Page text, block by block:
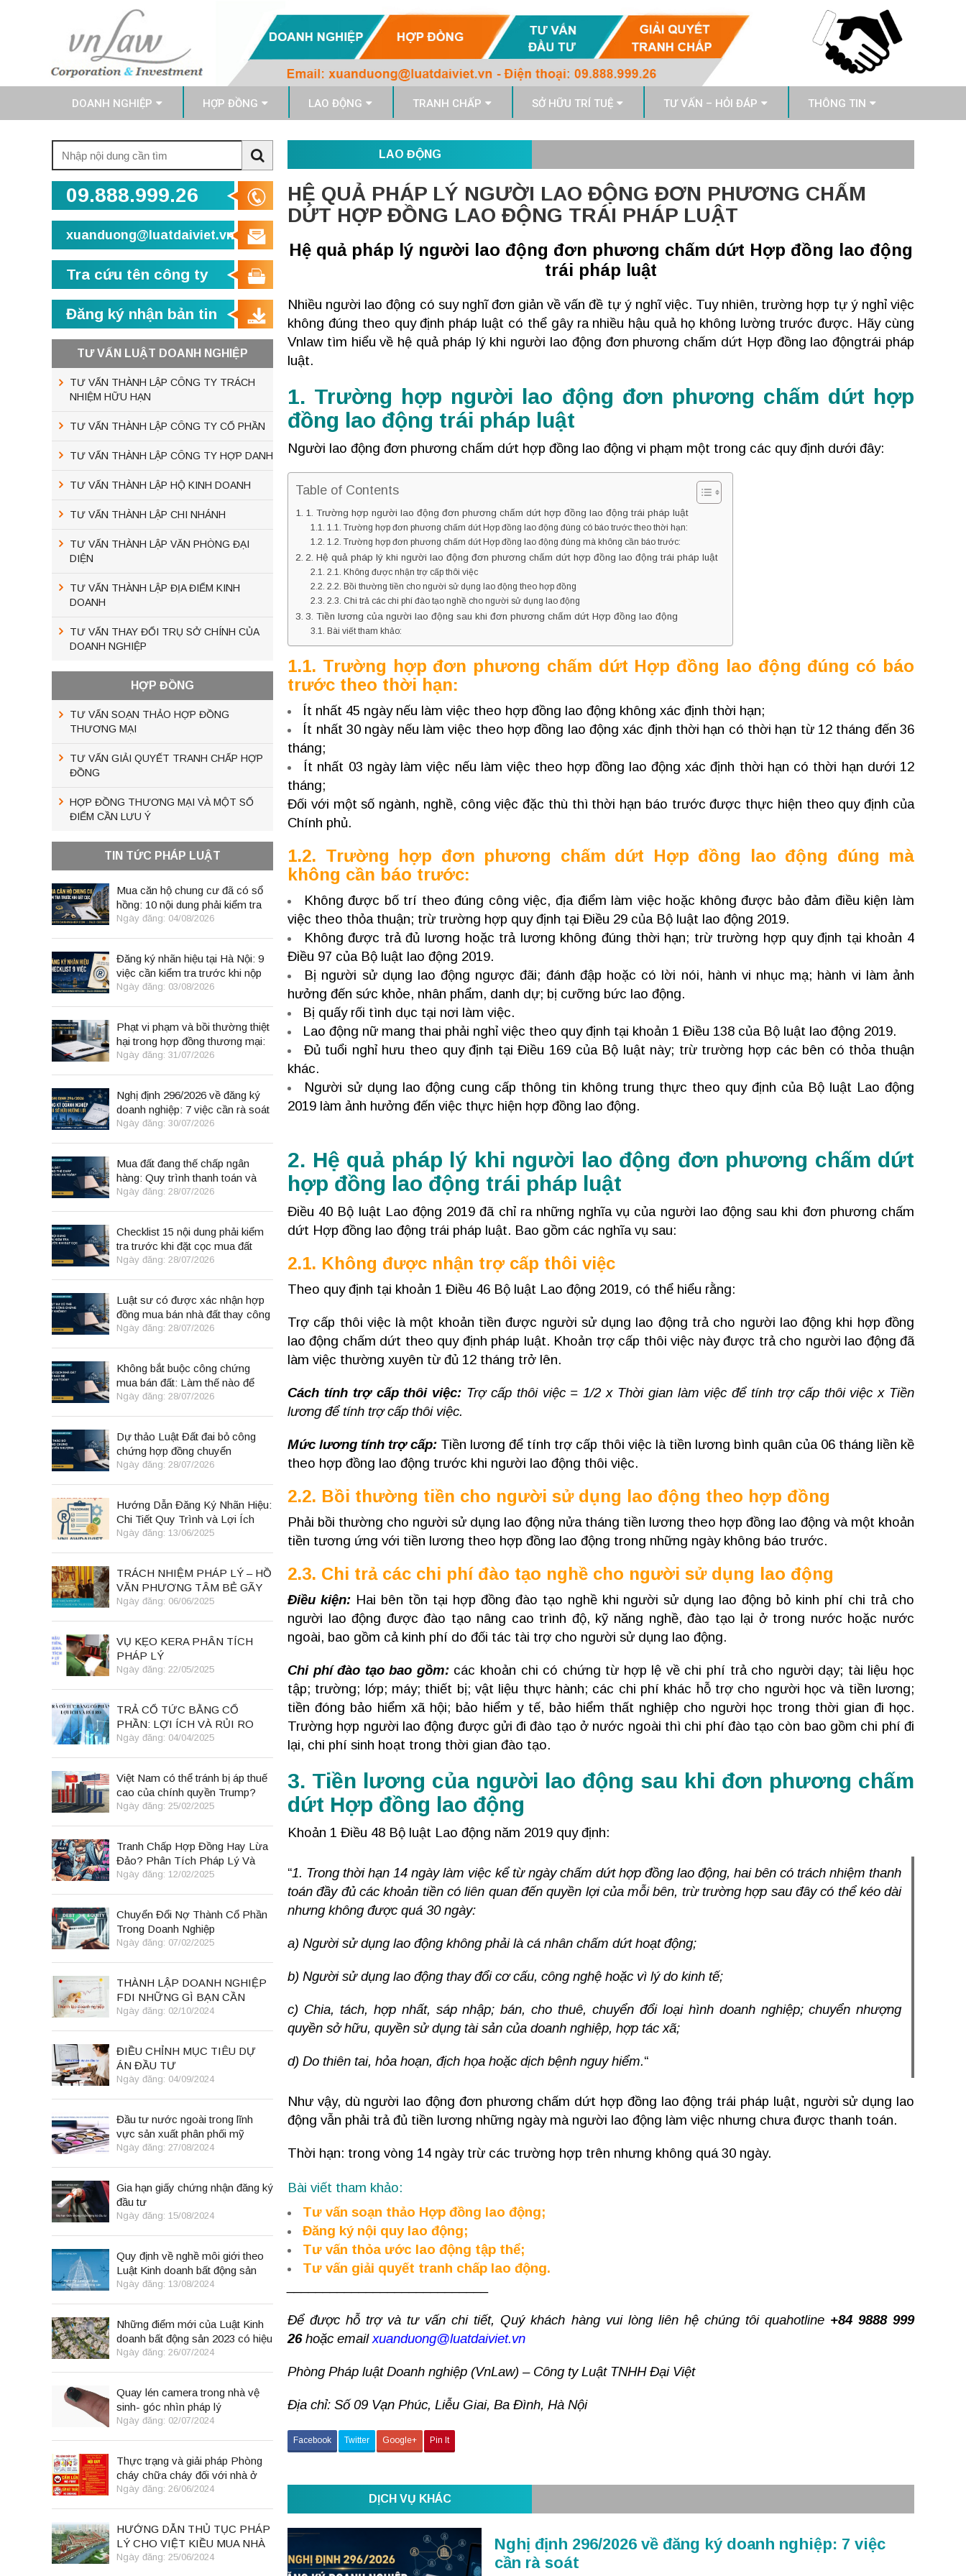
DOANH NGHIỆP HỢP ĐỒNG LAO ĐỘNG TRANH CHẤP SỞ HỮU TRÍ TUỆ TƯ VẤN – HỎI ĐÁP THÔNG TIN
LAO ĐỘNG
HỆ QUẢ PHÁP LÝ NGƯỜI LAO ĐỘNG ĐƠN PHƯƠNG CHẤM
DỨT HỢP ĐỒNG LAO ĐỘNG TRÁI PHÁP LUẬT
Hệ quả pháp lý người lao động đơn phương chấm dứt Hợp đồng lao động
trái pháp luật
Nhiều người lao động có suy nghĩ đơn giản về vấn đề tự ý nghĩ việc. Tuy nhiên, trường hợp tự ý nghỉ việc
không đúng theo quy định pháp luật có thể gây ra nhiều hậu quả họ không lường trước được. Hãy cùng
Vnlaw tìm hiểu về hệ quả pháp lý khi người lao động đơn phương chấm dứt Hợp đồng lao độngtrái pháp
luật.
1. Trường hợp người lao động đơn phương chấm dứt hợp
đồng lao động trái pháp luật
Người lao động đơn phương chấm dứt hợp đồng lao động vi phạm một trong các quy định dưới đây:
Table of Contents
1. Trường hợp người lao động đơn phương chấm dứt hợp đồng lao động trái pháp luật
1.1. Trường hợp đơn phương chấm dứt Hợp đồng lao động đúng có báo trước theo thời hạn:
1.2. Trường hợp đơn phương chấm dứt Hợp đồng lao động đúng mà không cần báo trước:
2. Hệ quả pháp lý khi người lao động đơn phương chấm dứt hợp đồng lao động trái pháp luật
2.1. Không được nhận trợ cấp thôi việc
2.2. Bồi thường tiền cho người sử dụng lao động theo hợp đồng
2.3. Chi trả các chi phí đào tạo nghề cho người sử dụng lao động
3. Tiền lương của người lao động sau khi đơn phương chấm dứt Hợp đồng lao động
Bài viết tham khảo:
1.1. Trường hợp đơn phương chấm dứt Hợp đồng lao động đúng có báo
trước theo thời hạn:
Ít nhất 45 ngày nếu làm việc theo hợp đồng lao động không xác định thời hạn;
Ít nhất 30 ngày nếu làm việc theo hợp đồng lao động xác định thời hạn có thời hạn từ 12 tháng đến 36
tháng;
Ít nhất 03 ngày làm việc nếu làm việc theo hợp đồng lao động xác định thời hạn có thời hạn dưới 12
tháng;
Đối với một số ngành, nghề, công việc đặc thù thì thời hạn báo trước được thực hiện theo quy định của
Chính phủ.
1.2. Trường hợp đơn phương chấm dứt Hợp đồng lao động đúng mà
không cần báo trước:
Không được bố trí theo đúng công việc, địa điểm làm việc hoặc không được bảo đảm điều kiện làm
việc theo thỏa thuận; trừ trường hợp quy định tại Điều 29 của Bộ luật lao động 2019.
Không được trả đủ lương hoặc trả lương không đúng thời hạn; trừ trường hợp quy định tại khoản 4
Điều 97 của Bộ luật lao động 2019.
Bị người sử dụng lao động ngược đãi; đánh đập hoặc có lời nói, hành vi nhục mạ; hành vi làm ảnh
hưởng đến sức khỏe, nhân phẩm, danh dự; bị cưỡng bức lao động.
Bị quấy rối tình dục tại nơi làm việc.
Lao động nữ mang thai phải nghỉ việc theo quy định tại khoản 1 Điều 138 của Bộ luật lao động 2019.
Đủ tuổi nghỉ hưu theo quy định tại Điều 169 của Bộ luật này; trừ trường hợp các bên có thỏa thuận
khác.
Người sử dụng lao động cung cấp thông tin không trung thực theo quy định của Bộ luật Lao động
2019 làm ảnh hưởng đến việc thực hiện hợp đồng lao động.
2. Hệ quả pháp lý khi người lao động đơn phương chấm dứt
hợp đồng lao động trái pháp luật
Điều 40 Bộ luật Lao động 2019 đã chỉ ra những nghĩa vụ của người lao động sau khi đơn phương chấm
dứt Hợp đồng lao động trái pháp luật. Bao gồm các nghĩa vụ sau:
2.1. Không được nhận trợ cấp thôi việc
Theo quy định tại khoản 1 Điều 46 Bộ luật Lao động 2019, có thể hiểu rằng:
Trợ cấp thôi việc là một khoản tiền được người sử dụng lao động trả cho người lao động khi hợp đồng
lao động chấm dứt theo quy định pháp luật. Khoản trợ cấp thôi việc này được trả cho người lao động đã
làm việc thường xuyên từ đủ 12 tháng trở lên.
Cách tính trợ cấp thôi việc: Trợ cấp thôi việc = 1/2 x Thời gian làm việc để tính trợ cấp thôi việc x Tiền
lương để tính trợ cấp thôi việc.
Mức lương tính trợ cấp: Tiền lương để tính trợ cấp thôi việc là tiền lương bình quân của 06 tháng liền kề
theo hợp đồng lao động trước khi người lao động thôi việc.
2.2. Bồi thường tiền cho người sử dụng lao động theo hợp đồng
Phải bồi thường cho người sử dụng lao động nửa tháng tiền lương theo hợp đồng lao động và một khoản
tiền tương ứng với tiền lương theo hợp đồng lao động trong những ngày không báo trước.
2.3. Chi trả các chi phí đào tạo nghề cho người sử dụng lao động
Điều kiện: Hai bên tồn tại hợp đồng đào tạo nghề khi người sử dụng lao động bỏ kinh phí chi trả cho
người lao động được đào tạo nâng cao trình độ, kỹ năng nghề, đào tạo lại ở trong nước hoặc nước
ngoài, bao gồm cả kinh phí do đối tác tài trợ cho người sử dụng lao động.
Chi phí đào tạo bao gồm: các khoản chi có chứng từ hợp lệ về chi phí trả cho người dạy; tài liệu học
tập; trường; lớp; máy; thiết bị; vật liệu thực hành; các chi phí khác hỗ trợ cho người học và tiền lương;
tiền đóng bảo hiểm xã hội; bảo hiểm y tế, bảo hiểm thất nghiệp cho người học trong thời gian đi học.
Trường hợp người lao động được gửi đi đào tạo ở nước ngoài thì chi phí đào tạo còn bao gồm chi phí đi
lại, chi phí sinh hoạt trong thời gian đào tạo.
3. Tiền lương của người lao động sau khi đơn phương chấm
dứt Hợp đồng lao động
Khoản 1 Điều 48 Bộ luật Lao động năm 2019 quy định:
“1. Trong thời hạn 14 ngày làm việc kể từ ngày chấm dứt hợp đồng lao động, hai bên có trách nhiệm thanh
toán đầy đủ các khoản tiền có liên quan đến quyền lợi của mỗi bên, trừ trường hợp sau đây có thể kéo dài
nhưng không được quá 30 ngày:
a) Người sử dụng lao động không phải là cá nhân chấm dứt hoạt động;
b) Người sử dụng lao động thay đổi cơ cấu, công nghệ hoặc vì lý do kinh tế;
c) Chia, tách, hợp nhất, sáp nhập; bán, cho thuê, chuyển đổi loại hình doanh nghiệp; chuyển nhượng
quyền sở hữu, quyền sử dụng tài sản của doanh nghiệp, hợp tác xã;
d) Do thiên tai, hỏa hoạn, địch họa hoặc dịch bệnh nguy hiểm.“
Như vậy, dù người lao động đơn phương chấm dứt hợp đồng lao động trái pháp luật, người sử dụng lao
động vẫn phải trả đủ tiền lương những ngày mà người lao động làm việc nhưng chưa được thanh toán.
Thời hạn: trong vòng 14 ngày trừ các trường hợp trên nhưng không quá 30 ngày.
Bài viết tham khảo:
Tư vấn soạn thảo Hợp đồng lao động;
Đăng ký nội quy lao động;
Tư vấn thỏa ước lao động tập thể;
Tư vấn giải quyết tranh chấp lao động.
Để được hỗ trợ và tư vấn chi tiết, Quý khách hàng vui lòng liên hệ chúng tôi quahotline +84 9888 999
26hoặc emailxuanduong@luatdaiviet.vn
Phòng Pháp luật Doanh nghiệp (VnLaw) – Công ty Luật TNHH Đại Việt
Địa chỉ: Số 09 Vạn Phúc, Liễu Giai, Ba Đình, Hà Nội
Facebook Twitter Google+ Pin It
DỊCH VỤ KHÁC
Nghị định 296/2026 về đăng ký doanh nghiệp: 7 việc
cần rà soát
kiếm:
Search
09.888.999.26
xuanduong@luatdaiviet.vn
Tra cứu tên công ty
Đăng ký nhận bản tin
TƯ VẤN LUẬT DOANH NGHIỆP
TƯ VẤN THÀNH LẬP CÔNG TY TRÁCH
NHIỆM HỮU HẠN
TƯ VẤN THÀNH LẬP CÔNG TY CỔ PHẦN
TƯ VẤN THÀNH LẬP CÔNG TY HỢP DANH
TƯ VẤN THÀNH LẬP HỘ KINH DOANH
TƯ VẤN THÀNH LẬP CHI NHÁNH
TƯ VẤN THÀNH LẬP VĂN PHÒNG ĐẠI
DIỆN
TƯ VẤN THÀNH LẬP ĐỊA ĐIỂM KINH
DOANH
TƯ VẤN THAY ĐỔI TRỤ SỞ CHÍNH CỦA
DOANH NGHIỆP
HỢP ĐỒNG
TƯ VẤN SOẠN THẢO HỢP ĐỒNG
THƯƠNG MẠI
TƯ VẤN GIẢI QUYẾT TRANH CHẤP HỢP
ĐỒNG
HỢP ĐỒNG THƯƠNG MẠI VÀ MỘT SỐ
ĐIỂM CẦN LƯU Ý
TIN TỨC PHÁP LUẬT
Mua căn hộ chung cư đã có sổ
hồng: 10 nội dung phải kiểm tra
trước khi đặt cọc
Ngày đăng: 04/08/2026
Đăng ký nhãn hiệu tại Hà Nội: 9
việc cần kiểm tra trước khi nộp
đơn
Ngày đăng: 03/08/2026
Phạt vi phạm và bồi thường thiệt
hại trong hợp đồng thương mại:
8 điểm cần kiểm tra
Ngày đăng: 31/07/2026
Nghị định 296/2026 về đăng ký
doanh nghiệp: 7 việc cần rà soát
Ngày đăng: 30/07/2026
Mua đất đang thế chấp ngân
hàng: Quy trình thanh toán và
giải chấp an toàn
Ngày đăng: 28/07/2026
Checklist 15 nội dung phải kiểm
tra trước khi đặt cọc mua đất
Ngày đăng: 28/07/2026
Luật sư có được xác nhận hợp
đồng mua bán nhà đất thay công
chứng viên không?
Ngày đăng: 28/07/2026
Không bắt buộc công chứng
mua bán đất: Làm thế nào để
giao dịch vẫn an toàn?
Ngày đăng: 28/07/2026
Dự thảo Luật Đất đai bỏ công
chứng hợp đồng chuyển
nhượng: Người mua nhà đất cần
Ngày đăng: 28/07/2026
Hướng Dẫn Đăng Ký Nhãn Hiệu:
Chi Tiết Quy Trình và Lợi Ích
Ngày đăng: 13/06/2025
TRÁCH NHIỆM PHÁP LÝ – HỒ
VĂN PHƯƠNG TÂM BẺ GÃY
NGAI VÀNG
Ngày đăng: 06/06/2025
VỤ KẸO KERA PHÂN TÍCH
PHÁP LÝ
Ngày đăng: 22/05/2025
TRẢ CỔ TỨC BẰNG CỔ
PHẦN: LỢI ÍCH VÀ RỦI RO
Ngày đăng: 04/04/2025
Việt Nam có thể tránh bị áp thuế
cao của chính quyền Trump?
Ngày đăng: 25/02/2025
Tranh Chấp Hợp Đồng Hay Lừa
Đảo? Phân Tích Pháp Lý Và
Bài Học Kinh Doanh
Ngày đăng: 12/02/2025
Chuyển Đổi Nợ Thành Cổ Phần
Trong Doanh Nghiệp
Ngày đăng: 07/02/2025
THÀNH LẬP DOANH NGHIỆP
FDI NHỮNG GÌ BẠN CẦN
BIẾT
Ngày đăng: 02/10/2024
ĐIỀU CHỈNH MỤC TIÊU DỰ
ÁN ĐẦU TƯ
Ngày đăng: 04/09/2024
Đầu tư nước ngoài trong lĩnh
vực sản xuất phân phối mỹ
phẩm
Ngày đăng: 27/08/2024
Gia hạn giấy chứng nhận đăng ký
đầu tư
Ngày đăng: 15/08/2024
Quy định về nghề môi giới theo
Luật Kinh doanh bất động sản
2023
Ngày đăng: 13/08/2024
Những điểm mới của Luật Kinh
doanh bất động sản 2023 có hiệu
lực từ 01/8/2024
Ngày đăng: 26/07/2024
Quay lén camera trong nhà vệ
sinh- góc nhìn pháp lý
Ngày đăng: 02/07/2024
Thực trạng và giải pháp Phòng
cháy chữa cháy đối với nhà ở
kết hợp kinh doanh tại Việt Nam
Ngày đăng: 26/06/2024
HƯỚNG DẪN THỦ TỤC PHÁP
LÝ CHO VIỆT KIỀU MUA NHÀ
TẠI VIỆT NAM THEO LUẬT
Ngày đăng: 25/06/2024